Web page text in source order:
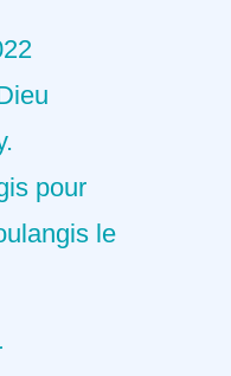
pour
le